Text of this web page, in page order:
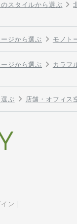
スタイルから選ぶ
ジから選ぶ モノト
ジから選ぶ
カラフ
ぶ 店舗・オフィス
ン